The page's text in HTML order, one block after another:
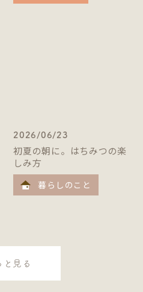
2026/06/23
初夏の朝に。はちみつの楽
しみ方
暮らしのこと
と見る